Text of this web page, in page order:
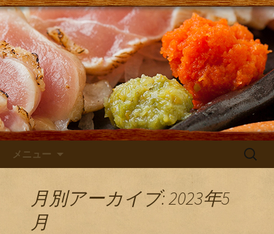
さけともまるひげブログ
大阪・庄内にある居酒屋「さけともま
るひげ」の店主が主に日本酒のン入荷
やお店のお知らせを発信するブログで
す！
メニュー
検
月別アーカイブ: 2023年5
月